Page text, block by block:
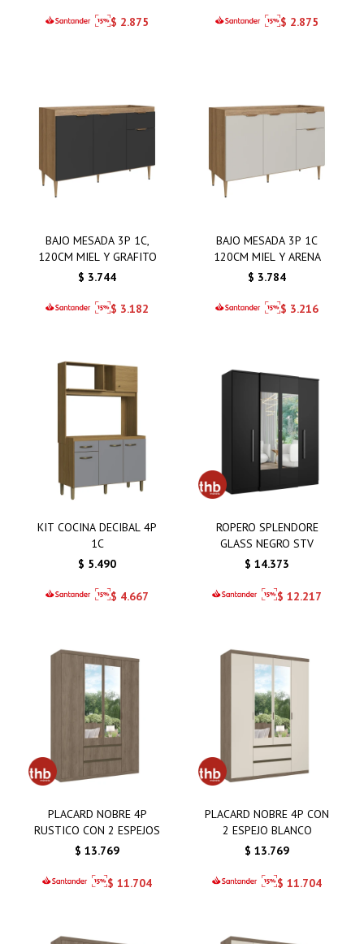
$ 2.875 $ 2.875
BAJO MESADA 3P 1C,
120CM MIEL Y GRAFITO
$ 3.744
$ 3.182
BAJO MESADA 3P 1C
120CM MIEL Y ARENA
$ 3.784
$ 3.216
KIT COCINA DECIBAL 4P
1C
$ 5.490
$ 4.667
ROPERO SPLENDORE
GLASS NEGRO STV
$ 14.373
$ 12.217
PLACARD NOBRE 4P
RUSTICO CON 2 ESPEJOS
$ 13.769
$ 11.704
PLACARD NOBRE 4P CON
2 ESPEJO BLANCO
$ 13.769
$ 11.704